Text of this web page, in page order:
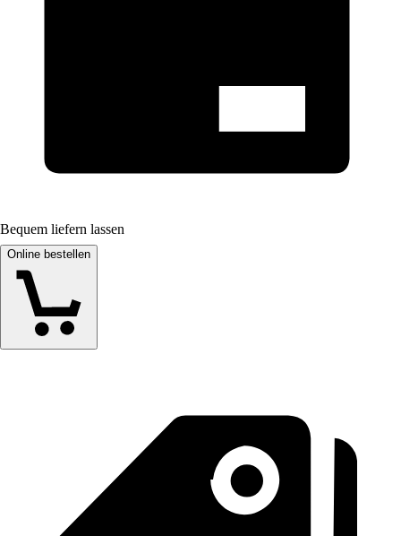
Bequem liefern lassen
Online bestellen